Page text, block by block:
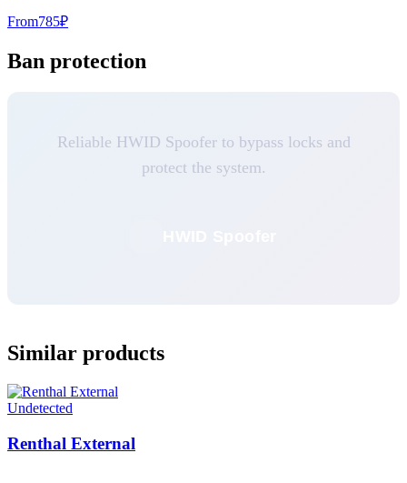
From785₽
Ban protection
Reliable HWID Spoofer to bypass locks and
protect the system.
Similar products
Undetected
Renthal External